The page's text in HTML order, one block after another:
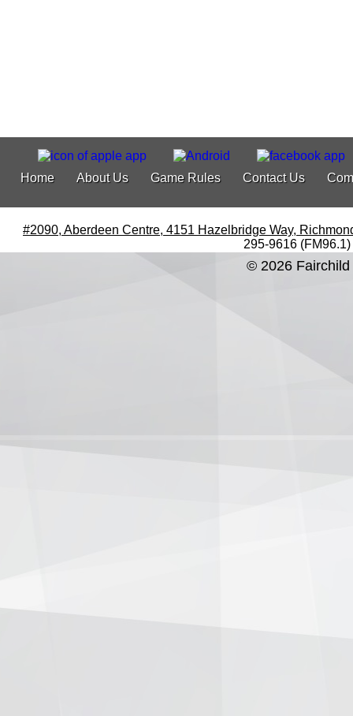
Home About Us Game Rules Contact Us
#2090, Aberdeen Centre, 4151 Hazelbridge Way,
295-9616 (FM96.1)
© 2026 Fairchild